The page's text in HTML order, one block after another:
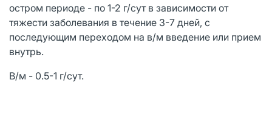
остром периоде - по 1-2 г/сут в зависимости от
тяжести заболевания в течение 3-7 дней, с
последующим переходом на в/м введение или прием
внутрь.
В/м - 0.5-1 г/сут.